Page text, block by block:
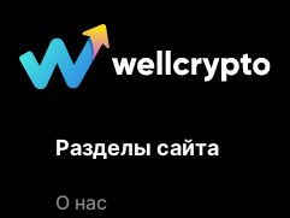
Разделы сайта
О нас